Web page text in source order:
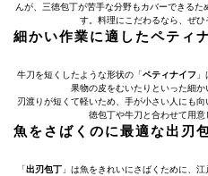
んが、三徳包丁が苦手な分野もカバーできる
す。料理にこだわるなら、ぜひ
細かい作業に適したペティ
牛刀を短くしたような形状の「ペティナイフ
果物の皮をむいたりといった細か
刃渡りが短くて軽いため、手が小さい人にも
徳包丁や牛刀と合わせて用意
魚をさばくのに最適な出刃
「出刃包丁 」は魚をきれいにさばくために、